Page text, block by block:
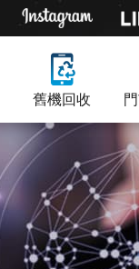
舊機回收